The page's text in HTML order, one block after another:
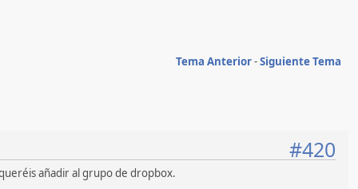
Tema Anterior-Siguiente Tema
#420
añadir al grupo de dropbox.